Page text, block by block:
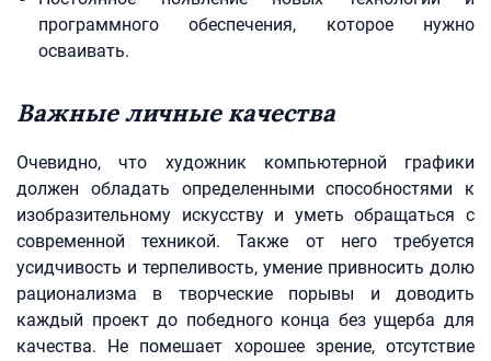
программного обеспечения, которое нужно
осваивать.
Важные личные качества
Очевидно, что художник компьютерной графики
должен обладать определенными способностями к
изобразительному искусству и уметь обращаться с
современной техникой. Также от него требуется
усидчивость и терпеливость, умение привносить долю
рационализма в творческие порывы и доводить
каждый проект до победного конца без ущерба для
качества. Не помешает хорошее зрение, отсутствие